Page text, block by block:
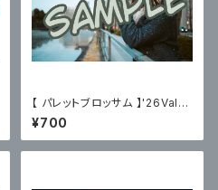
【 パレットブロッサム 】'26Vale
ntine限定ブロマイドC〈サイン
無〉
¥700